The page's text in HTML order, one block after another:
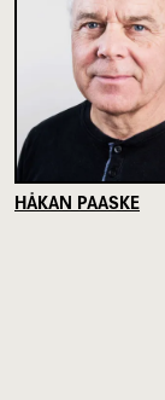
HÅKAN PAASKE